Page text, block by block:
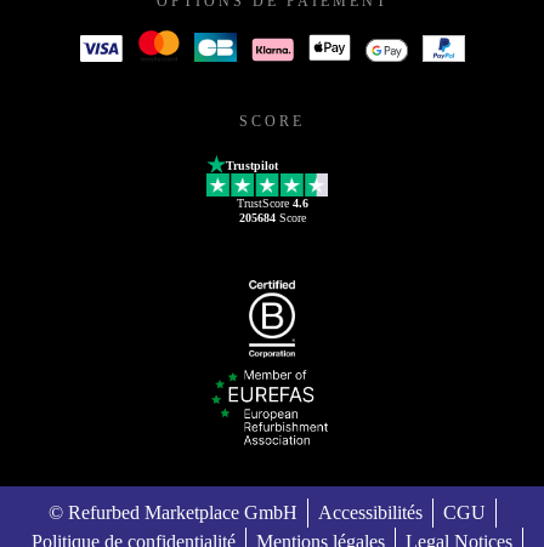
SCORE
Trustpilot
TrustScore 4.6
205684Score
© Refurbed Marketplace GmbH Accessibilités
CGU
Politique de confidentialité
Mentions légales Legal Notices